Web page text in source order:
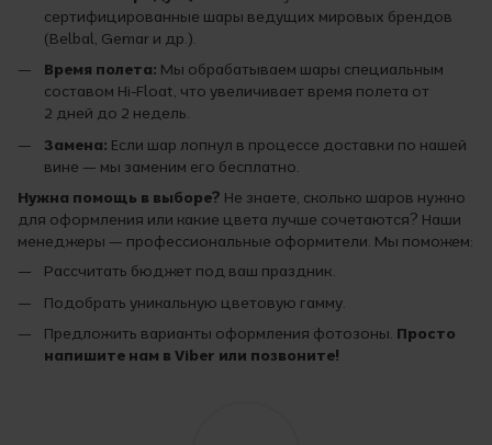
сертифицированные шары ведущих мировых брендов
(Belbal, Gemar и др.).
Время полета: Мы обрабатываем шары специальным
составом Hi-Float, что увеличивает время полета от
2 дней до 2 недель.
Замена: Если шар лопнул в процессе доставки по нашей
вине — мы заменим его бесплатно.
Нужна помощь в выборе? Не знаете, сколько шаров нужно
для оформления или какие цвета лучше сочетаются? Наши
менеджеры — профессиональные оформители. Мы поможем:
Рассчитать бюджет под ваш праздник.
Подобрать уникальную цветовую гамму.
Предложить варианты оформления фотозоны. Просто
напишите нам в Viber или позвоните!